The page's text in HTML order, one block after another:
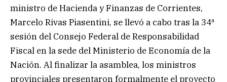
ministro de Hacienda y Finanzas de Corrientes,
Marcelo Rivas Piasentini, se llevó a cabo tras la 34ª
sesión del Consejo Federal de Responsabilidad
Fiscal en la sede del Ministerio de Economía de la
Nación. Al finalizar la asamblea, los ministros
provinciales presentaron formalmente el proyecto